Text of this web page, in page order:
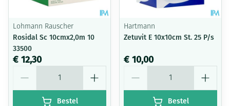
Lohmann Rauscher
Rosidal Sc 10cmx2,0m 10
33500
€ 12,30
Bestel
Hartmann
Zetuvit E 10x10cm St. 25 P/s
€ 10,00
Bestel